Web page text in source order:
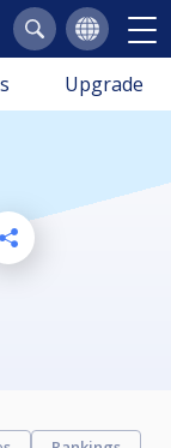
Upgrade